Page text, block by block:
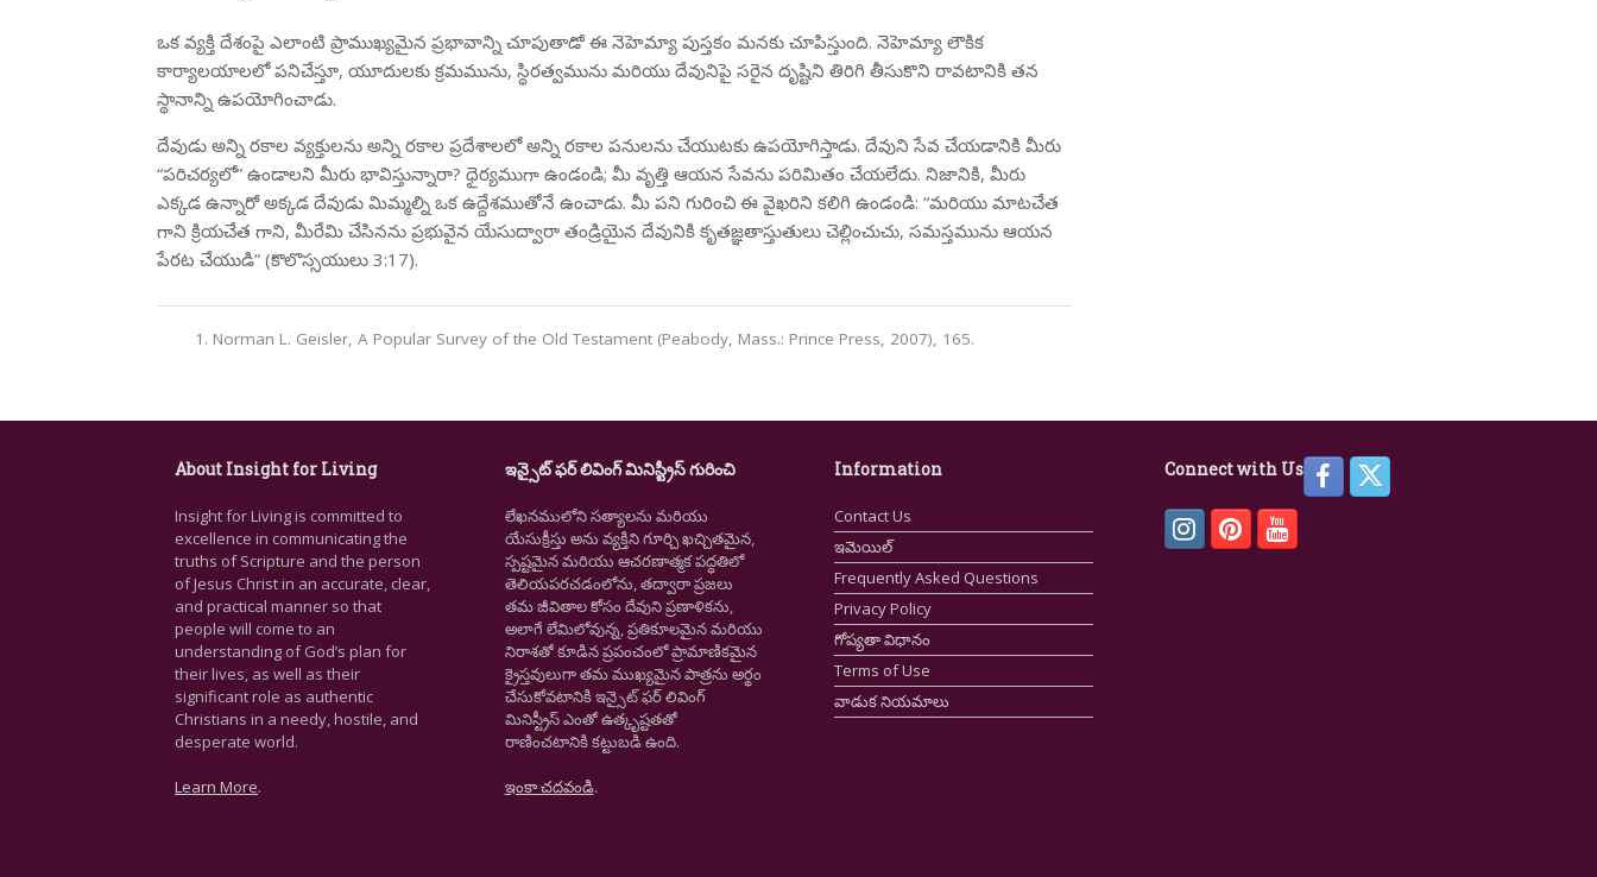
ఒక వ్యక్తి దేశంపై ఎలాంటి ప్రాముఖ్యమైన ప్రభావాన్ని చూపుతాడో ఈ నెహెమ్యా పుస్తకం మనకు చూపిస్తుంది. నెహెమ్యా లౌకిక
కార్యాలయాలలో పనిచేస్తూ, యూదులకు క్రమమును, స్థిరత్వమును మరియు దేవునిపై సరైన దృష్టిని తిరిగి తీసుకొని రావటానికి తన
స్థానాన్ని ఉపయోగించాడు.
దేవుడు అన్ని రకాల వ్యక్తులను అన్ని రకాల ప్రదేశాలలో అన్ని రకాల పనులను చేయుటకు ఉపయోగిస్తాడు. దేవుని సేవ చేయడానికి మీరు
“పరిచర్యలో” ఉండాలని మీరు భావిస్తున్నారా? ధైర్యముగా ఉండండి; మీ వృత్తి ఆయన సేవను పరిమితం చేయలేదు. నిజానికి, మీరు
ఎక్కడ ఉన్నారో అక్కడ దేవుడు మిమ్మల్ని ఒక ఉద్దేశముతోనే ఉంచాడు. మీ పని గురించి ఈ వైఖరిని కలిగి ఉండండి: “మరియు మాటచేత
గాని క్రియచేత గాని, మీరేమి చేసినను ప్రభువైన యేసుద్వారా తండ్రియైన దేవునికి కృతజ్ఞతాస్తుతులు చెల్లించుచు, సమస్తమును ఆయన
పేరట చేయుడి” (కొలొస్సయులు 3:17).
Norman L. Geisler, A Popular Survey of the Old Testament (Peabody, Mass.: Prince Press, 2007), 165.
About Insight for Living
Insight for Living is committed to
excellence in communicating the
truths of Scripture and the person
of Jesus Christ in an accurate, clear,
and practical manner so that
people will come to an
understanding of God’s plan for
their lives, as well as their
significant role as authentic
Christians in a needy, hostile, and
desperate world.
Learn More.
ఇన్సైట్ ఫర్ లివింగ్ మినిస్ట్రీస్ గురించి
లేఖనములోని సత్యాలను మరియు
యేసుక్రీస్తు అను వ్యక్తిని గూర్చి ఖచ్చితమైన,
స్పష్టమైన మరియు ఆచరణాత్మక పద్ధతిలో
తెలియపరచడంలోను, తద్వారా ప్రజలు
తమ జీవితాల కోసం దేవుని ప్రణాళికను,
అలాగే లేమిలోవున్న, ప్రతికూలమైన మరియు
నిరాశతో కూడిన ప్రపంచంలో ప్రామాణికమైన
క్రైస్తవులుగా తమ ముఖ్యమైన పాత్రను అర్థం
చేసుకోవటానికి ఇన్సైట్ ఫర్ లివింగ్
మినిస్ట్రీస్ ఎంతో ఉత్కృష్టతతో
రాణించటానికి కట్టుబడి ఉంది.
ఇంకా చదవండి.
Information
Contact Us
ఇమెయిల్
Frequently Asked Questions
Privacy Policy
గోప్యతా విధానం
Terms of Use
వాడుక నియమాలు
Connect with Us